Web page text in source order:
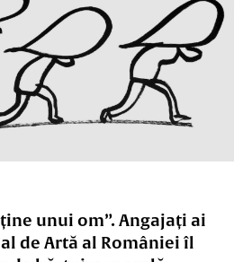
unui om”. Angajați ai
de Artă al României îl